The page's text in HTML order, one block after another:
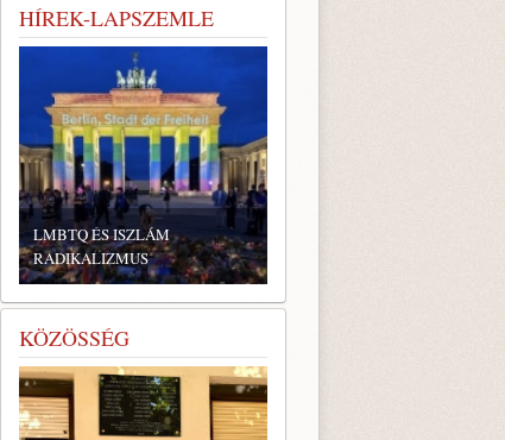
HÍREK-LAPSZEMLE
LMBTQ ÉS ISZLÁM
RADIKALIZMUS
KÖZÖSSÉG